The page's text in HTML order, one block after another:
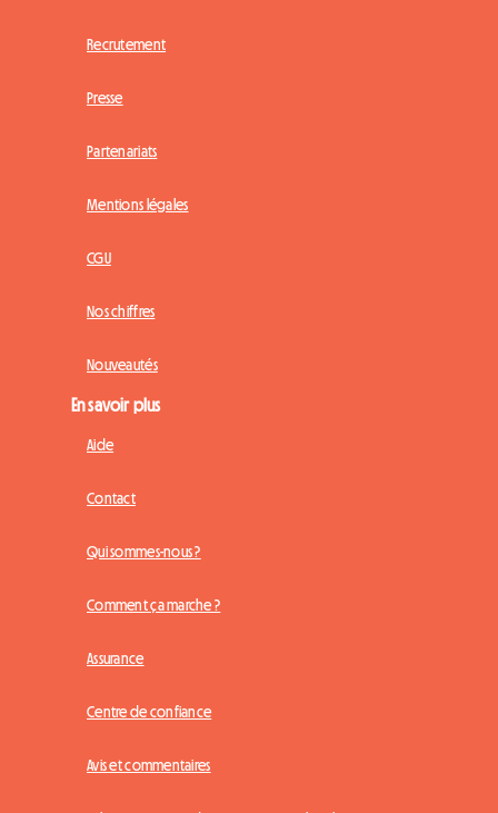
Recrutement
Presse
Partenariats
Mentions légales
CGU
Nos chiffres
Nouveautés
En savoir plus
Aide
Contact
Qui sommes-nous ?
Comment ça marche ?
Assurance
Centre de confiance
Avis et commentaires